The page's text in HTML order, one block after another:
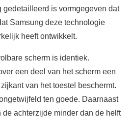
gedetailleerd is vormgegeven dat
Samsung deze technologie
heeft ontwikkelt.
scherm is identiek.
een deel van het scherm een
van het toestel beschermt.
ten goede. Daarnaast
de achterzijde minder dan de helft